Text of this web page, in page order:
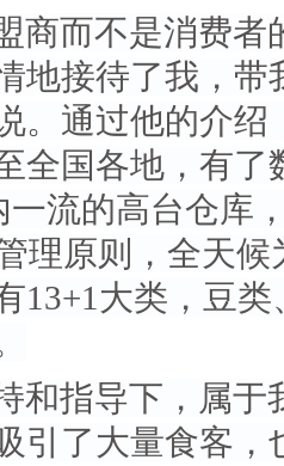
商而不是消费
地接待了我，
。通过他的介
全国各地，有
一流的高台仓库
理原则，全天
13+1大类，豆
和指导下，属
引了大量食客